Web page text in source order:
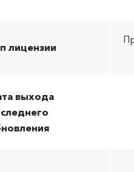
лицензии
выхода